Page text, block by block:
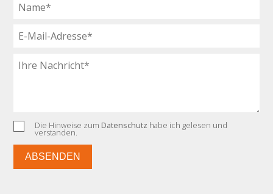
Die Hinweise zum Datenschutz habe ich gelesen und
verstanden.